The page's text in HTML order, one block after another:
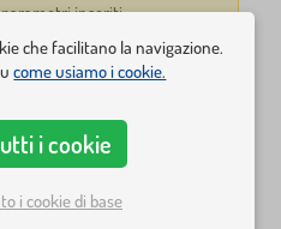
inseriti.
da letto/Jerry Fabrics
per
che facilitano la navigazione.
come usiamo i cookie.
i cookie
i cookie di base